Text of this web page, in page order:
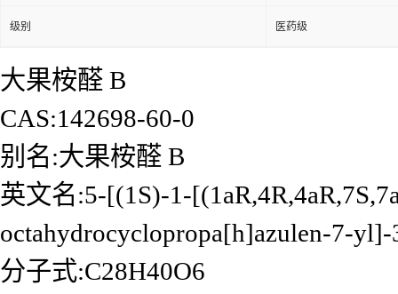
级别 医药级
大果桉醛 B
CAS:142698-60-0
别名:大果桉醛 B
英文名:5-[(1S)-1-
octahydrocyclopropa[h]azulen-7-
分子式:C28H40O6